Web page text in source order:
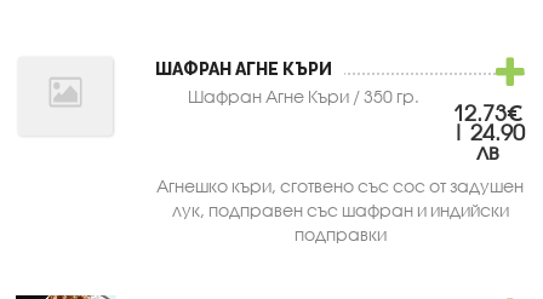
ШАФРАН АГНЕ КЪРИ
Шафран Агне Къри / 350 гр.
12.73€
| 24.90
лв
Агнешко къри, сготвено със сос от задушен
лук, подправен със шафран и индийски
подправки